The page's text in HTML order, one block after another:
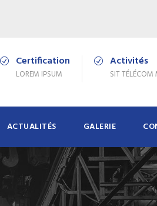
Certification
LOREM IPSUM
Activités
SIT
ACTUALITÉS GALERIE